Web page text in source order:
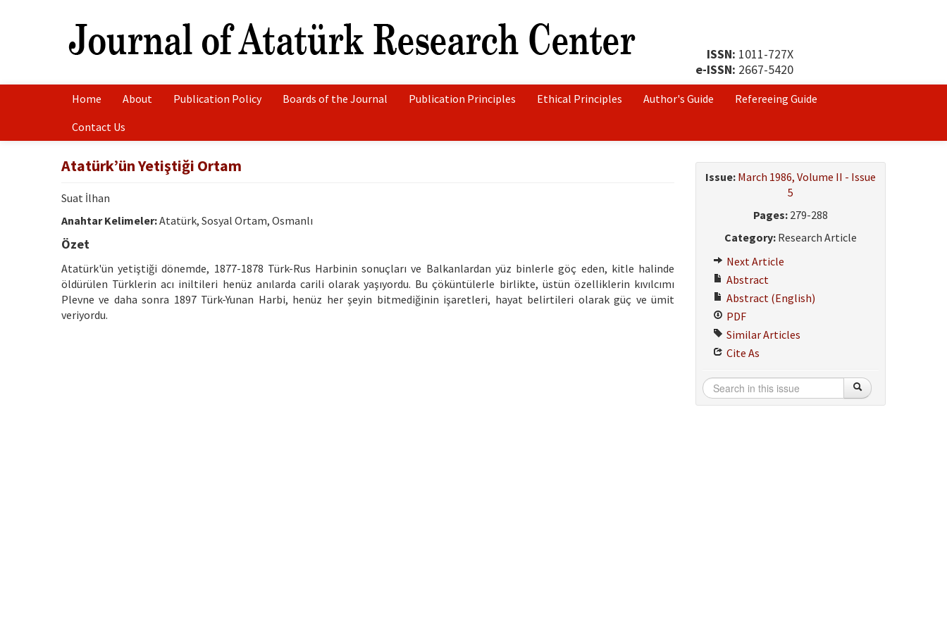
ISSN: 1011-727X
e-ISSN: 2667-5420
Home About Publication Policy Boards of the Journal Publication Principles Ethical Principles Author's Guide
Refereeing Guide
Contact Us
Atatürk’ün Yetiştiği Ortam
Suat İlhan
Anahtar Kelimeler:Atatürk, Sosyal Ortam, Osmanlı
Özet
Atatürk'ün yetiştiği dönemde, 1877-1878 Türk-Rus Harbinin sonuçları ve Balkanlardan yüz binlerle göç eden, kitle halinde
öldürülen Türklerin acı iniltileri henüz anılarda carili olarak yaşıyordu. Bu çöküntülerle birlikte, üstün özelliklerin kıvılcımı
Plevne ve daha sonra 1897 Türk-Yunan Harbi, henüz her şeyin bitmediğinin işaretleri, hayat belirtileri olarak güç ve ümit
veriyordu.
Issue: March 1986, Volume II - Issue
5
Pages:279-288
Category:Research Article
Next Article
Abstract
Abstract (English)
PDF
Similar Articles
Cite As